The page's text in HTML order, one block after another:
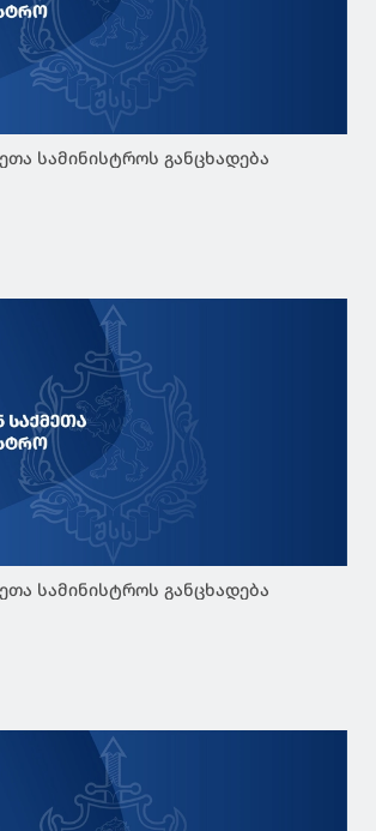
სამინისტროს განცხადება
სამინისტროს განცხადება